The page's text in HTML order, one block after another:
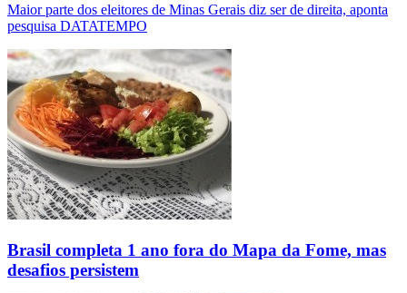
Maior parte dos eleitores de Minas Gerais diz ser de direita, aponta
pesquisa DATATEMPO
Brasil completa 1 ano fora do Mapa da Fome, mas
desafios persistem